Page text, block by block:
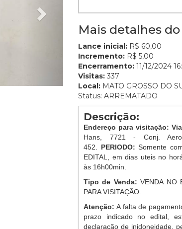
Mais detalhes
Lance inicial: R$ 60,00
Incremento: R$ 5,00
Encerramento: 11/12/2024
Visitas: 337
Local: MATO GROSSO DO
Status: ARREMATADO
Descrição:
Endereço para visitação:
Hans, 7721 - Conj.
452. PERIODO: Somente
EDITAL, em dias uteis no
às 16h00min.
Tipo de Venda:VENDA NO
PARA VISITAÇÃO.
Atenção:A falta de
prazo indicado no edital,
declaração de inidoneidade,